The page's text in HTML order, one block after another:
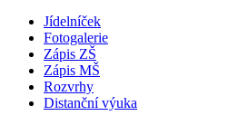
Jídelníček
Fotogalerie
Zápis ZŠ
Zápis MŠ
Rozvrhy
Distanční výuka